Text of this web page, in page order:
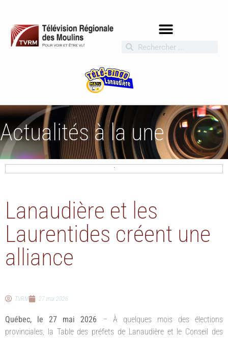
Actualités à la une
Lanaudière et les
Laurentides créent une
alliance
TVRM 27 mai 2026
Québec, le 27 mai 2026 – À quelques mois des élections
provinciales, la Table des préfets de Lanaudière et le Conseil des